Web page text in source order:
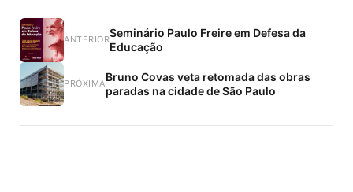
ANTERIORSeminário Paulo Freire em Defesa da
Educação
PRÓXIMABruno Covas veta retomada das obras
paradas na cidade de São Paulo